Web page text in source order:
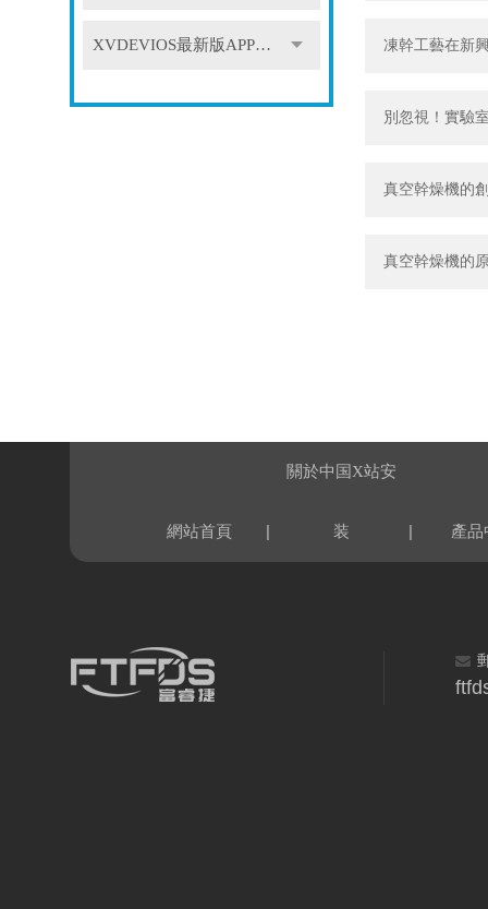
XVDEVIOS最新版APP下载配件 凍幹工藝在新
別忽視！實驗
真空幹燥機的
真空幹燥機的
網站首頁 |
關於中国X站安
装 | 產品